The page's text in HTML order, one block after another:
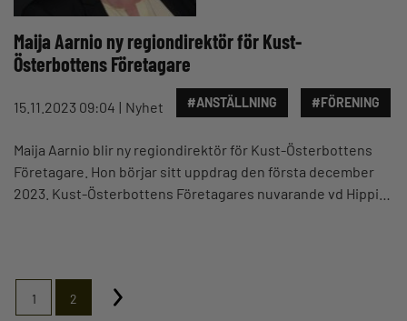
Maija Aarnio ny regiondirektör för Kust-
Österbottens Företagare
15.11.2023 09:04 Nyhet #ANSTÄLLNING #FÖRENING
Maija Aarnio blir ny regiondirektör för Kust-Österbottens
Företagare. Hon börjar sitt uppdrag den första december
2023. Kust-Österbottens Företagares nuvarande vd Hippi…
1 2